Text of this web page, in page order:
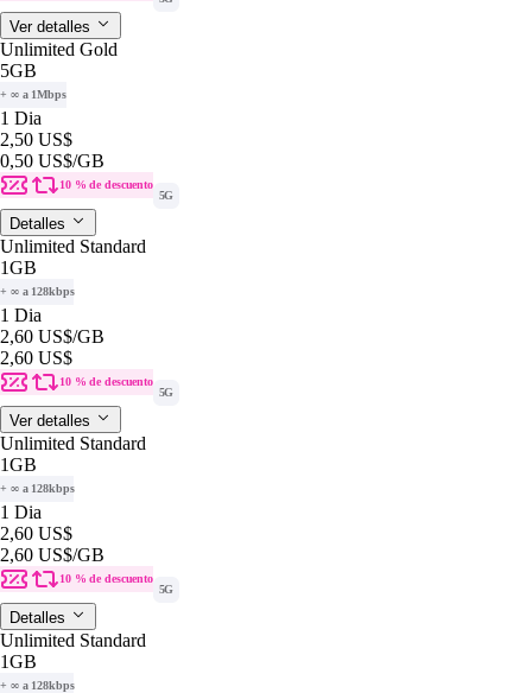
Ver detalles
Unlimited Gold
5GB
+ ∞ a 1Mbps
1 Dia
2,50 US$
0,50 US$/GB
10 % de descuento
5G
Detalles
Unlimited Standard
1GB
+ ∞ a 128kbps
1 Dia
2,60 US$/GB
2,60 US$
10 % de descuento
5G
Ver detalles
Unlimited Standard
1GB
+ ∞ a 128kbps
1 Dia
2,60 US$
2,60 US$/GB
10 % de descuento
5G
Detalles
Unlimited Standard
1GB
+ ∞ a 128kbps